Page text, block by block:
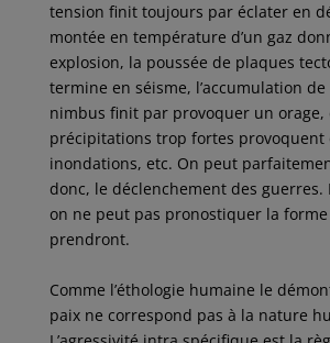
tension finit toujours par éclater en
montée en température d’un gaz
explosion, la poussée de plaques
termine en séisme, l’accumulation
nimbus finit par provoquer un orage,
précipitations trop fortes provoquent
inondations, etc. On peut
donc, le déclenchement des guerres.
on ne peut pas pronostiquer la forme
prendront.
Comme l’éthologie humaine le
paix ne correspond pas à la nature